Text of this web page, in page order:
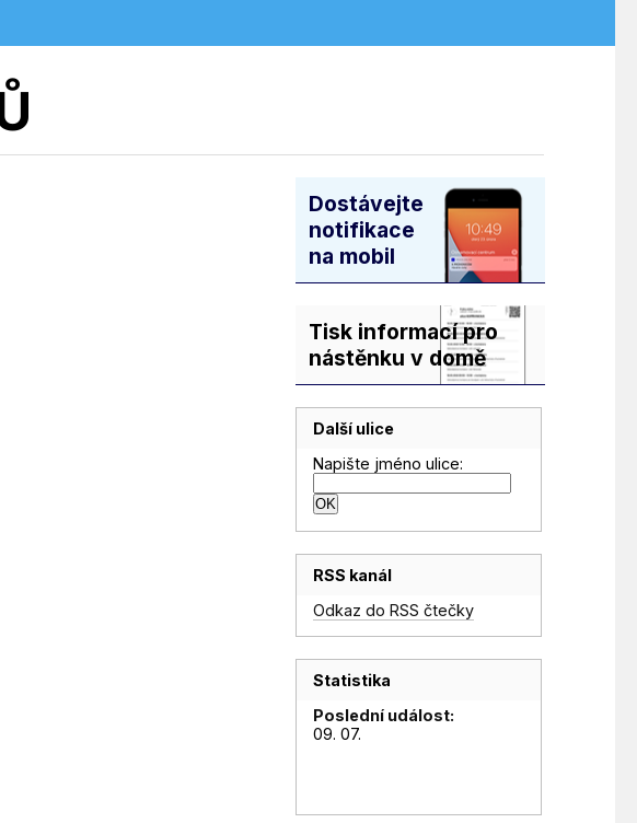
Dostávejte
notifikace
na mobil
Tisk informací pro
nástěnku v domě
Další ulice
Napište jméno ulice:
RSS kanál
Odkaz do RSS čtečky
Statistika
Poslední událost:
09. 07.